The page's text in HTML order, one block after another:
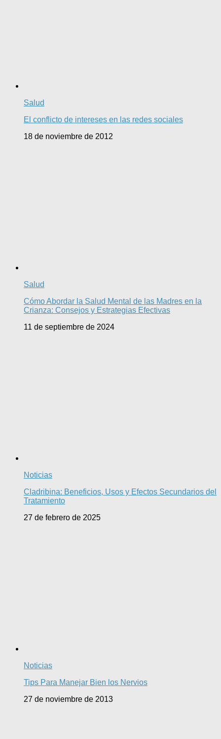
Salud
El conflicto de intereses en las redes sociales
18 de noviembre de 2012
Salud
Cómo Abordar la Salud Mental de las Madres en la
Crianza: Consejos y Estrategias Efectivas
11 de septiembre de 2024
Noticias
Cladribina: Beneficios, Usos y Efectos Secundarios del
Tratamiento
27 de febrero de 2025
Noticias
Tips Para Manejar Bien los Nervios
27 de noviembre de 2013